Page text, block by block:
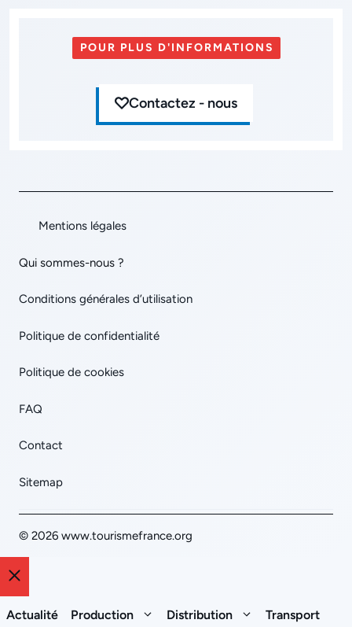
POUR PLUS D'INFORMATIONS
Contactez - nous
Mentions légales
Qui sommes-nous ?
Conditions générales d’utilisation
Politique de confidentialité
Politique de cookies
FAQ
Contact
Sitemap
© 2026 www.tourismefrance.org
Fermer
Actualité Production Distribution Transport